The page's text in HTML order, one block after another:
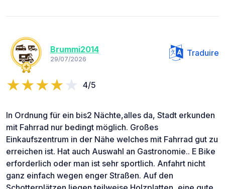
Brummi2014
29/07/2026
Traduire
4/5
In Ordnung für ein bis2 Nächte,alles da, Stadt erkunden
mit Fahrrad nur bedingt möglich. Großes
Einkaufszentrum in der Nähe welches mit Fahrrad gut zu
erreichen ist. Hat auch Auswahl an Gastronomie.. E Bike
erforderlich oder man ist sehr sportlich. Anfahrt nicht
ganz einfach wegen enger Straßen. Auf den